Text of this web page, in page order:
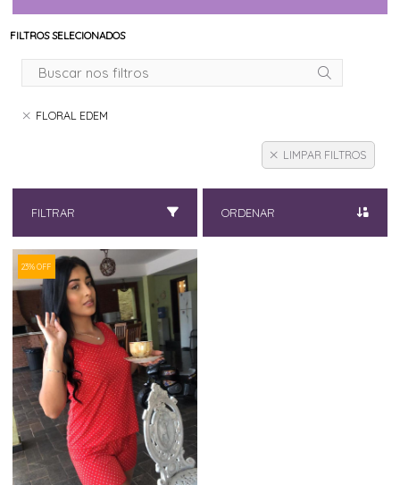
FILTROS SELECIONADOS
FLORAL EDEM
LIMPAR FILTROS
FILTRAR ORDENAR
23% OFF